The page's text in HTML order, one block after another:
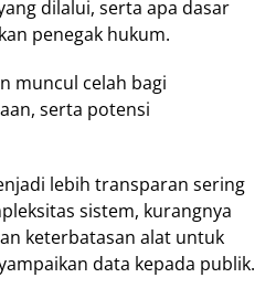
dilalui, serta apa dasar
penegak hukum.
muncul celah bagi
serta potensi
lebih transparan sering
sistem, kurangnya
keterbatasan alat untuk
data kepada publik.